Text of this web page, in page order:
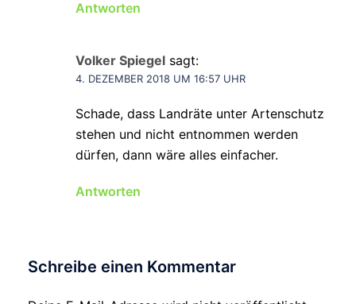
Antworten
Volker Spiegel sagt:
4. DEZEMBER 2018 UM 16:57 UHR
Schade, dass Landräte unter Artenschutz
stehen und nicht entnommen werden
dürfen, dann wäre alles einfacher.
Antworten
Schreibe einen Kommentar